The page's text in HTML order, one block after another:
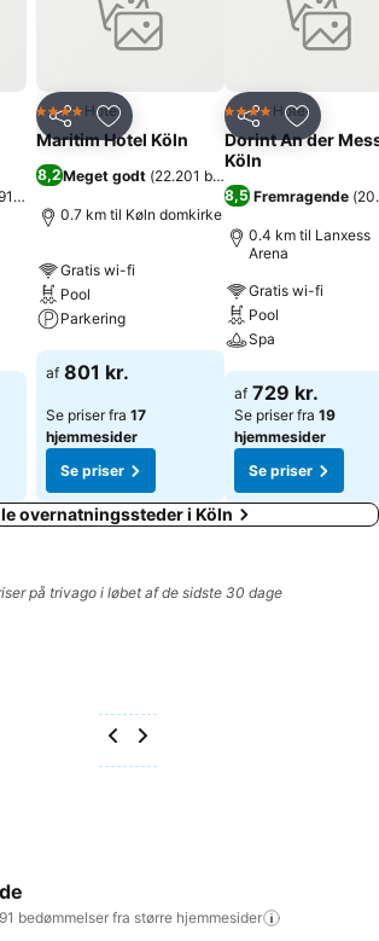
bedømmelser
Del Føj til favoritter
4 StjernerHotel
Maritim Hotel Köln
8,2Meget godt (22.201 bedømmelser
0.7 km til Køln domkirke
Gratis wi-fi
Pool
Parkering
Se priser
af 801 kr.
Se priser fra 17
hjemmesider
Se priser
Del Føj til
4 StjernerHotel
Dorint An der
Köln
8,5 Fremragende (
0.4 km til Lanxess
Arena
Gratis wi-fi
Pool
Spa
Se priser
af 729 kr.
Se priser fra 19
hjemmesider
Se priser
overnatningssteder i Köln
på trivago i løbet af de sidste 30 dage
bedømmelser fra større hjemmesider